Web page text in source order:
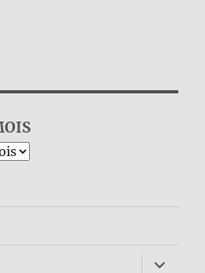
ouvrir